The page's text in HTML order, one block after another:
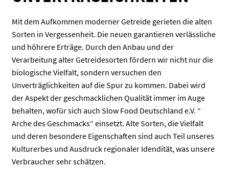
Mit dem Aufkommen moderner Getreide gerieten die alten
Sorten in Vergessenheit. Die neuen garantieren verlässliche
und höhrere Erträge. Durch den Anbau und der
Verarbeitung alter Getreidesorten fördern wir nicht nur die
biologische Vielfalt, sondern versuchen den
Unverträglichkeiten auf die Spur zu kommen. Dabei wird
der Aspekt der geschmacklichen Qualität immer im Auge
behalten, wofür sich auch Slow Food Deutschland e.V. “
Arche des Geschmacks“ einsetzt. Alte Sorten, die Vielfalt
und deren besondere Eigenschaften sind auch Teil unseres
Kulturerbes und Ausdruck regionaler Idendität, was unsere
Verbraucher sehr schätzen.